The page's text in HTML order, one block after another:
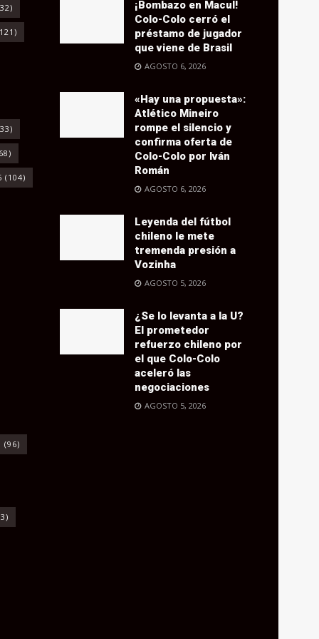
(104)
(96)
¡Bombazo en Macul!
Colo-Colo cerró el
préstamo de jugador
que viene de Brasil
AGOSTO 6, 2026
«Hay una propuesta»:
Atlético Mineiro
rompe el silencio y
confirma oferta de
Colo-Colo por Iván
Román
AGOSTO 6, 2026
Leyenda del fútbol
chileno le mete
tremenda presión a
Vozinha
AGOSTO 5, 2026
¿Se lo levanta a la U?
El prometedor
refuerzo chileno por
el que Colo-Colo
aceleró las
negociaciones
AGOSTO 5, 2026